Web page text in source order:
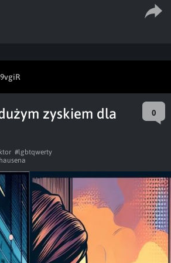
zyskiem dla
0
#lgbtqwerty